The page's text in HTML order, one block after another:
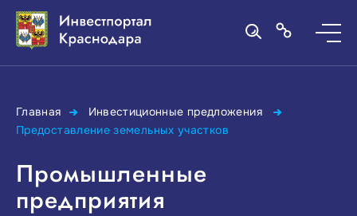
Главная
Инвестиционные предложения
Предоставление земельных участков
Промышленные
предприятия